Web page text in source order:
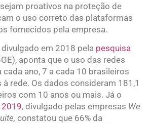
proativos na proteção de
o uso correto das plataformas
fornecidos pela empresa.
em 2018 pela pesquisa
aponta que o uso das redes
cada ano, 7 a cada 10 brasileiros
rede. Os dados consideram 181,1
com 10 anos ou mais. Já o
2019, divulgado pelas empresas We
constatou que 66% da